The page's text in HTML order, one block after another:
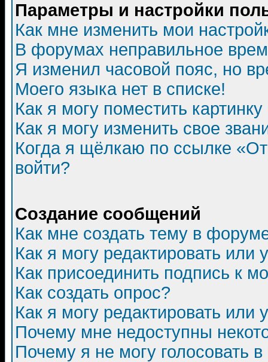
Параметры и настройки
Как мне изменить мои
В форумах неправильное
Я изменил часовой пояс, но
Моего языка нет в списке!
Как я могу поместить
Как я могу изменить свое
Когда я щёлкаю по ссылке
войти?
Создание сообщений
Как мне создать тему в
Как я могу редактировать или
Как присоединить подпись к
Как создать опрос?
Как я могу редактировать или
Почему мне недоступны
Почему я не могу голосовать